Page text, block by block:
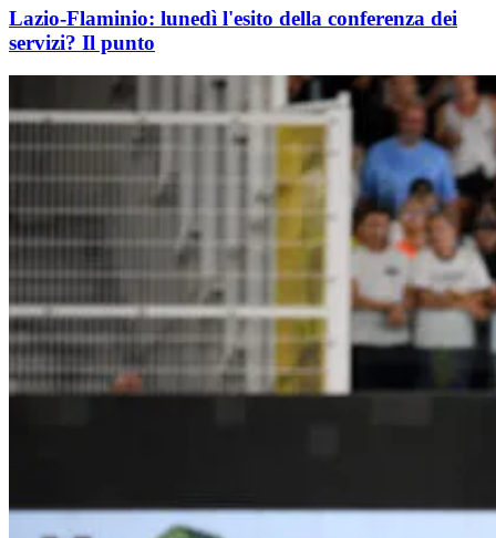
Lazio-Flaminio: lunedì l'esito della conferenza dei
servizi? Il punto